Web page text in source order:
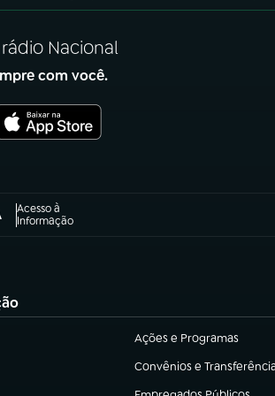
Nacional
com você.
Acesso à
Informação
Ações e Programas
(abre em nova aba)
Convênios e
(abre em nova aba)